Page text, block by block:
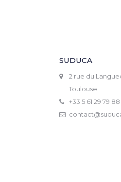
SUDUCA
2 rue du
Toulouse
+33 5 61 29 79 88